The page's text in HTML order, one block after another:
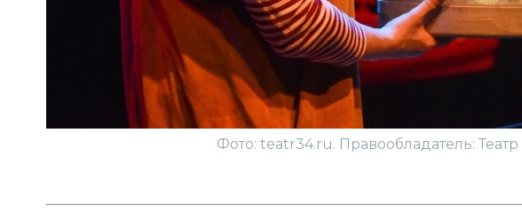
Фото: teatr34.ru. Правообладатель: